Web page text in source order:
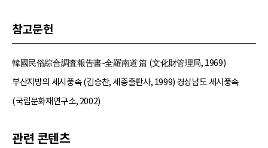
참고문헌
韓國民俗綜合調査報告書-全羅南道 篇 (文化財管理局, 1969)
부산지방의 세시풍속 (김승찬, 세종출판사, 1999) 경상남도 세시풍속
(국립문화재연구소, 2002)
관련 콘텐츠